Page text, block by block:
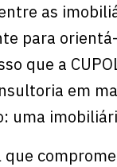
as
para
que a
em
uma